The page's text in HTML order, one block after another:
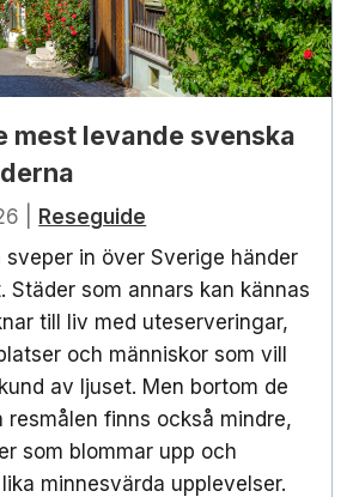
mest levande svenska
Reseguide
sveper in över Sverige händer
Städer som annars kan kännas
till liv med uteserveringar,
och människor som vill
av ljuset. Men bortom de
resmålen finns också mindre,
som blommar upp och
minnesvärda upplevelser.